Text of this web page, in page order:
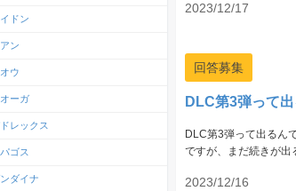
2023/12/17
回答募集
DLC第3弾って
DLC第3弾って出るん
ですが、まだ続きが出
2023/12/16
ドン
ン
ウ
ーガ
レックス
ゴス
ダイナ